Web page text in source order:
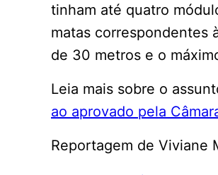
tinham até quatro
matas correspondentes
de 30 metros e o
Leia mais sobre o
ao aprovado pela
Reportagem de Viviane